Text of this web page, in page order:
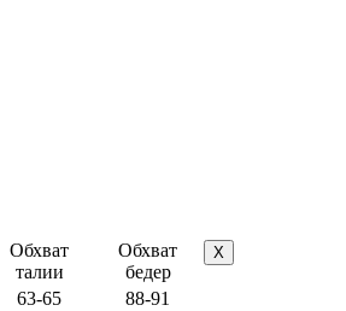
Обхват
талии
Обхват
бедер
X
63-65
88-91